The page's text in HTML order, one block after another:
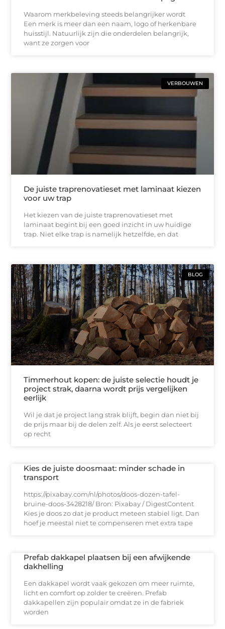
Waarom merkbeleving steeds belangrijker wordt
Een merk is meer dan een naam, logo of herkenbare
huisstijl. Natuurlijk zijn die onderdelen belangrijk,
want ze zorgen voor
VERBOUWEN
De juiste traprenovatieset met laminaat kiezen
voor uw trap
Het kiezen van de juiste traprenovatieset met
laminaat begint bij een goed inzicht in uw huidige
trap. Niet elke trap is namelijk hetzelfde, en dat
BLOG
Timmerhout kopen: de juiste selectie houdt je
project strak, daarna wordt prijs vergelijken
eerlijk
Wil je dat je project lang strak blijft, begin dan niet bij
de prijs maar bij de delen zelf. Als je eerst selecteert
op recht
Kies de juiste doosmaat: minder schade in
transport
https://pixabay.com/nl/photos/doos-dozen-tafel-
bruine-doos-3428218/ Bron: Pixabay / DigestContent
Kies je doos zo dat je product meteen stabiel ligt. Dan
hoef je meestal niet te compenseren met extra tape
Prefab dakkapel plaatsen bij een afwijkende
dakhelling
Een dakkapel wordt vaak gekozen om meer ruimte,
licht en comfort op zolder te creëren. Prefab
dakkapellen zijn populair omdat ze in de fabriek
worden